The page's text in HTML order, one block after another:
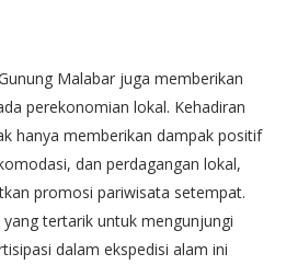
Malabar juga memberikan
perekonomian lokal. Kehadiran
hanya memberikan dampak positif
dan perdagangan lokal,
promosi pariwisata setempat.
tertarik untuk mengunjungi
dalam ekspedisi alam ini